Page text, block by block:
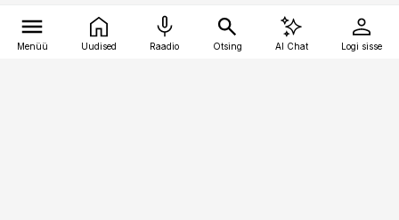
Menüü Uudised Raadio Otsing AI Chat Logi sisse